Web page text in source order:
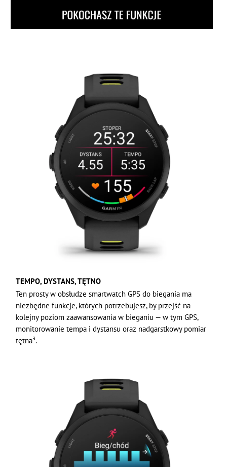
TEMPO, DYSTANS, TĘTNO
Ten prosty w obsłudze smartwatch GPS do biegania ma
niezbędne funkcje, których potrzebujesz, by przejść na
kolejny poziom zaawansowania w bieganiu — w tym GPS,
monitorowanie tempa i dystansu oraz nadgarstkowy pomiar
tętna³.